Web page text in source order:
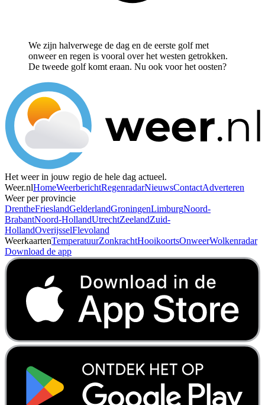
We zijn halverwege de dag en de eerste golf met
onweer en regen is vooral over het westen getrokken.
De tweede golf komt eraan. Nu ook voor het oosten?
Het weer in jouw regio de hele dag actueel.
Weer.nlHomeWeerberichtRegenradarNieuwsContactAdverteren
Weer per provincie
DrentheFrieslandGelderlandGroningenLimburgNoord-
BrabantNoord-HollandUtrechtZeelandZuid-
HollandOverijsselFlevoland
WeerkaartenTemperatuurZonkrachtHooikoortsOnweerWolkenradar
Download de app